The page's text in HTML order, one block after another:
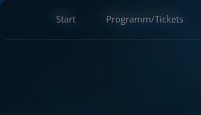
Start Programm/Tickets